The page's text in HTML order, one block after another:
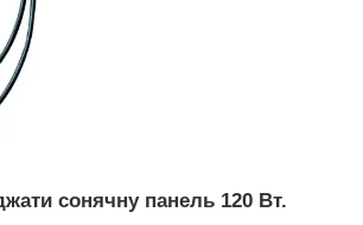
сонячну панель 120 Вт.